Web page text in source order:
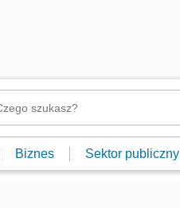
Biznes Sektor publiczny